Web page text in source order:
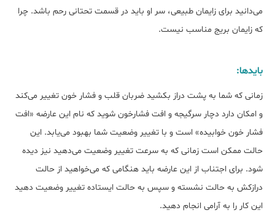
می‌دانید برای زایمان طبیعی، سر او باید در قسمت تحتانی رحم باشد. چرا
که زایمان بریج مناسب نیست.
بایدها:
زمانی که شما به پشت دراز بکشید ضربان قلب و فشار خون تغییر می‌کند
و امکان دارد دچار سرگیجه و افت فشارخون شوید که نام این عارضه «افت
فشار خون خوابیده» است و با تغییر وضعیت شما بهبود می‌یابد. این
حالت ممکن است زمانی که به سرعت تغییر وضعیت می‌دهید نیز دیده
شود. برای اجتناب از این عارضه باید هنگامی كه می‌خواهید از حالت
درازكش به حالت نشسته و سپس به حالت ایستاده تغییر وضعیت دهید
این كار را به آرامی انجام دهید.